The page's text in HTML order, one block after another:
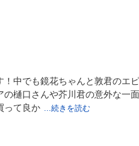
中でも鏡花ちゃんと敦君のエ
樋口さんや芥川君の意外な一
って良か
...続きを読む